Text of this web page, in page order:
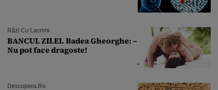
Râzi Cu Lacrimi
BANCUL ZILEI. Badea Gheorghe: –
Nu pot face dragoste!
Descopera.ro